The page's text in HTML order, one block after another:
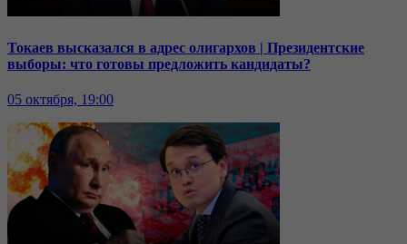
Токаев высказался в адрес олигархов | Президентские
выборы: что готовы предложить кандидаты?
05 октября, 19:00